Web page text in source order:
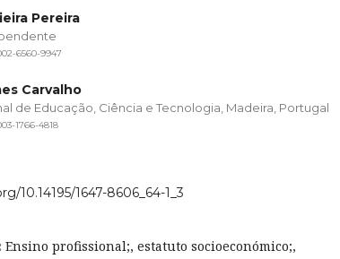
Pereira
6560-9947
Carvalho
de Educação, Ciência e Tecnologia, Madeira, Portugal
1766-4818
10.14195/1647-8606_64-1_3
Ensino profissional;, estatuto socioeconómico;,